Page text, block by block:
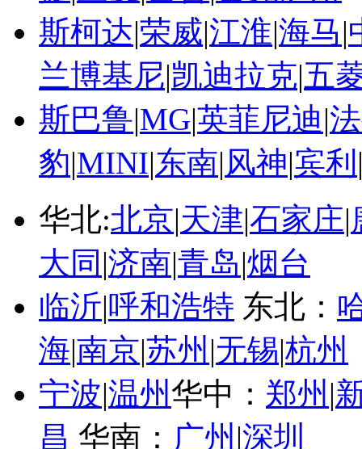
斯柯达|荣威|江淮|海马|
兰博基尼|凯迪拉克|五
斯巴鲁|MG|英菲尼迪|
豹|MINI|东南|风神|宾利
华北:北京|天津|石家庄|
大同 |济南|青岛|烟台
临沂|呼和浩特 东北：
海|南京|苏州 |无锡|杭州
宁波|温州华中： 郑州 |
昌 华南： 广州 |深圳